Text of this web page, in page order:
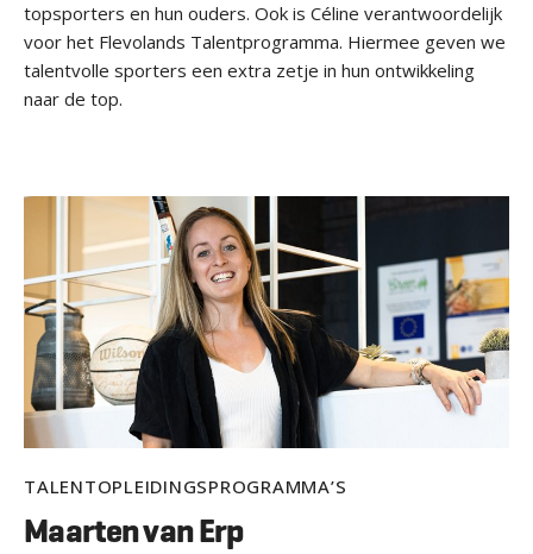
topsporters en hun ouders. Ook is Céline verantwoordelijk
voor het Flevolands Talentprogramma. Hiermee geven we
talentvolle sporters een extra zetje in hun ontwikkeling
naar de top.
TALENTOPLEIDINGSPROGRAMMA’S
Maarten van Erp